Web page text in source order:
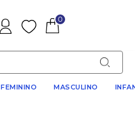
Favoritos
0
FEMININO MASCULINO